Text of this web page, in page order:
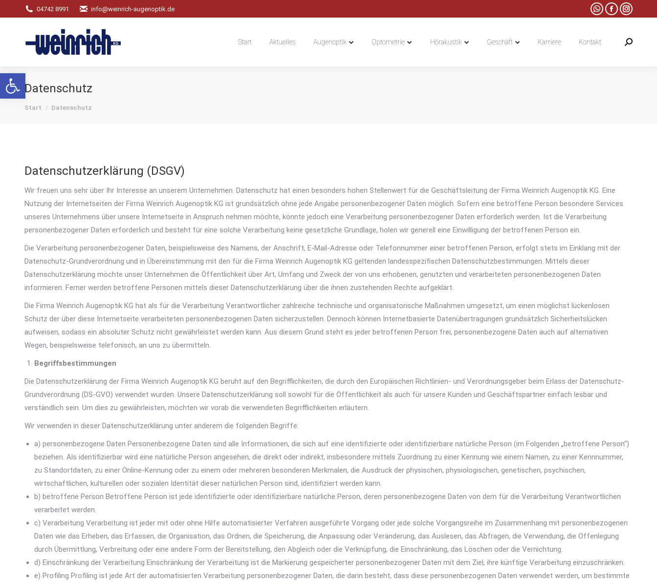
Werkzeugleiste öffnen
04742 8991 info@weinrich-augenoptik.de
Whatsapp
opens
Facebook
opensopens
Start Aktuelles Augenoptik Optometrie Hörakustik Geschäft Karriere Kontakt Search:
Datenschutz
Sie befinden sich hier:
Start Datenschutz
Datenschutzerklärung (DSGV)
Wir freuen uns sehr über Ihr Interesse an unserem Unternehmen. Datenschutz hat einen besonders hohen Stellenwert für die Geschäftsleitung der Firma Weinrich Augenoptik KG. Eine
Nutzung der Internetseiten der Firma Weinrich Augenoptik KG ist grundsätzlich ohne jede Angabe personenbezogener Daten möglich. Sofern eine betroffene Person besondere Services
unseres Unternehmens über unsere Internetseite in Anspruch nehmen möchte, könnte jedoch eine Verarbeitung personenbezogener Daten erforderlich werden. Ist die Verarbeitung
personenbezogener Daten erforderlich und besteht für eine solche Verarbeitung keine gesetzliche Grundlage, holen wir generell eine Einwilligung der betroffenen Person ein.
Die Verarbeitung personenbezogener Daten, beispielsweise des Namens, der Anschrift, E-Mail-Adresse oder Telefonnummer einer betroffenen Person, erfolgt stets im Einklang mit der
Datenschutz-Grundverordnung und in Übereinstimmung mit den für die Firma Weinrich Augenoptik KG geltenden landesspezifischen Datenschutzbestimmungen. Mittels dieser
Datenschutzerklärung möchte unser Unternehmen die Öffentlichkeit über Art, Umfang und Zweck der von uns erhobenen, genutzten und verarbeiteten personenbezogenen Daten
informieren. Ferner werden betroffene Personen mittels dieser Datenschutzerklärung über die ihnen zustehenden Rechte aufgeklärt.
Die Firma Weinrich Augenoptik KG hat als für die Verarbeitung Verantwortlicher zahlreiche technische und organisatorische Maßnahmen umgesetzt, um einen möglichst lückenlosen
Schutz der über diese Internetseite verarbeiteten personenbezogenen Daten sicherzustellen. Dennoch können Internetbasierte Datenübertragungen grundsätzlich Sicherheitslücken
aufweisen, sodass ein absoluter Schutz nicht gewährleistet werden kann. Aus diesem Grund steht es jeder betroffenen Person frei, personenbezogene Daten auch auf alternativen
Wegen, beispielsweise telefonisch, an uns zu übermitteln.
Begriffsbestimmungen
Die Datenschutzerklärung der Firma Weinrich Augenoptik KG beruht auf den Begrifflichkeiten, die durch den Europäischen Richtlinien- und Verordnungsgeber beim Erlass der Datenschutz-
Grundverordnung (DS-GVO) verwendet wurden. Unsere Datenschutzerklärung soll sowohl für die Öffentlichkeit als auch für unsere Kunden und Geschäftspartner einfach lesbar und
verständlich sein. Um dies zu gewährleisten, möchten wir vorab die verwendeten Begrifflichkeiten erläutern.
Wir verwenden in dieser Datenschutzerklärung unter anderem die folgenden Begriffe:
a) personenbezogene Daten Personenbezogene Daten sind alle Informationen, die sich auf eine identifizierte oder identifizierbare natürliche Person (im Folgenden „betroffene Person“)
beziehen. Als identifizierbar wird eine natürliche Person angesehen, die direkt oder indirekt, insbesondere mittels Zuordnung zu einer Kennung wie einem Namen, zu einer Kennnummer,
zu Standortdaten, zu einer Online-Kennung oder zu einem oder mehreren besonderen Merkmalen, die Ausdruck der physischen, physiologischen, genetischen, psychischen,
wirtschaftlichen, kulturellen oder sozialen Identität dieser natürlichen Person sind, identifiziert werden kann.
b) betroffene Person Betroffene Person ist jede identifizierte oder identifizierbare natürliche Person, deren personenbezogene Daten von dem für die Verarbeitung Verantwortlichen
verarbeitet werden.
c) Verarbeitung Verarbeitung ist jeder mit oder ohne Hilfe automatisierter Verfahren ausgeführte Vorgang oder jede solche Vorgangsreihe im Zusammenhang mit personenbezogenen
Daten wie das Erheben, das Erfassen, die Organisation, das Ordnen, die Speicherung, die Anpassung oder Veränderung, das Auslesen, das Abfragen, die Verwendung, die Offenlegung
durch Übermittlung, Verbreitung oder eine andere Form der Bereitstellung, den Abgleich oder die Verknüpfung, die Einschränkung, das Löschen oder die Vernichtung.
d) Einschränkung der Verarbeitung Einschränkung der Verarbeitung ist die Markierung gespeicherter personenbezogener Daten mit dem Ziel, ihre künftige Verarbeitung einzuschränken.
e) Profiling Profiling ist jede Art der automatisierten Verarbeitung personenbezogener Daten, die darin besteht, dass diese personenbezogenen Daten verwendet werden, um bestimmte
Start Aktuelles Augenoptik Optometrie Hörakustik Geschäft Karriere Kontakt Search: